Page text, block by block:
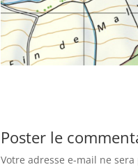
Poster le
Votre adresse e-mail ne